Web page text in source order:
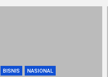
BISNIS NASIONAL